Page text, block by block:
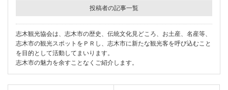
投稿者の記事一覧
志木観光協会は、志木市の歴史、伝統文化見どころ、お土産、名産等、
志木市の観光スポットをＰＲし、志木市に新たな観光客を呼び込むこと
を目的として活動してまいります。
志木市の魅力を余すことなくご紹介します。